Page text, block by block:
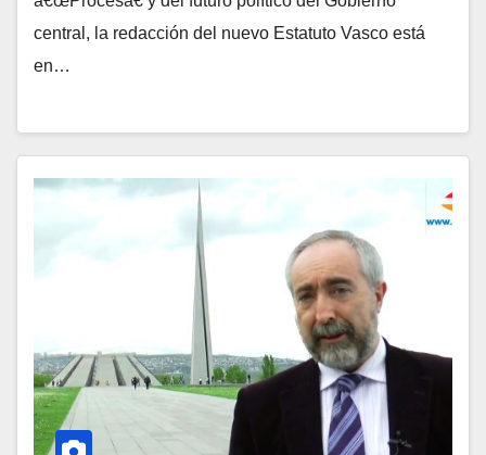
central, la redacción del nuevo Estatuto Vasco está
en…